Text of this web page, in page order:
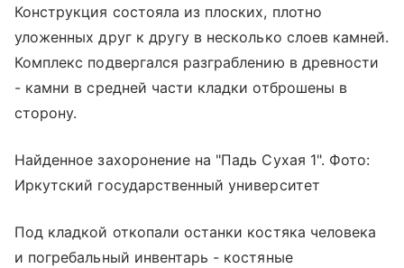
Конструкция состояла из плоских, плотно
уложенных друг к другу в несколько слоев камней.
Комплекс подвергался разграблению в древности
- камни в средней части кладки отброшены в
сторону.
Найденное захоронение на "Падь Сухая 1". Фото:
Иркутский государственный университет
Под кладкой откопали останки костяка человека
и погребальный инвентарь - костяные